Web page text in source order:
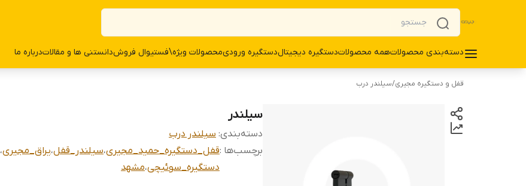
دسته‌بندی محصولاتهمه محصولاتدستگیره دیجیتالدستگیره ورودیمحصولات وی‍‍‍ژه\فستیوال فروشدانستنی ها و مقالاتدرباره ما
قفل و دستگیره مجیری/سیلندر درب
سیلندر
دسته‌بندی: سیلندر درب
برچسب‌ها :قفل_دستگیره_حمید_مجیری،سیلندر_قفل،یراق_مجیری،
دستگیره_سوئیچی،مشهد